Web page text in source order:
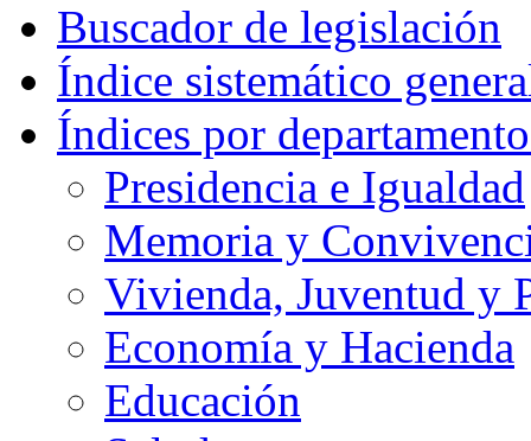
Buscador de legislación
Índice sistemático
Índices por
Presidencia e Igualdad
Memoria y
Vivienda, Juventud y
Economía y Hacienda
Educación